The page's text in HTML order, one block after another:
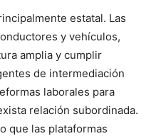
estatal. Las
y vehículos,
amplia y cumplir
de intermediación
laborales para
relación subordinada.
que las plataformas